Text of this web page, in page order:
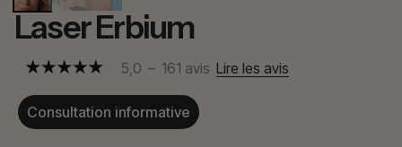
Laser Erbium
5,0 – 161 avis Lire les avis
Consultation informative